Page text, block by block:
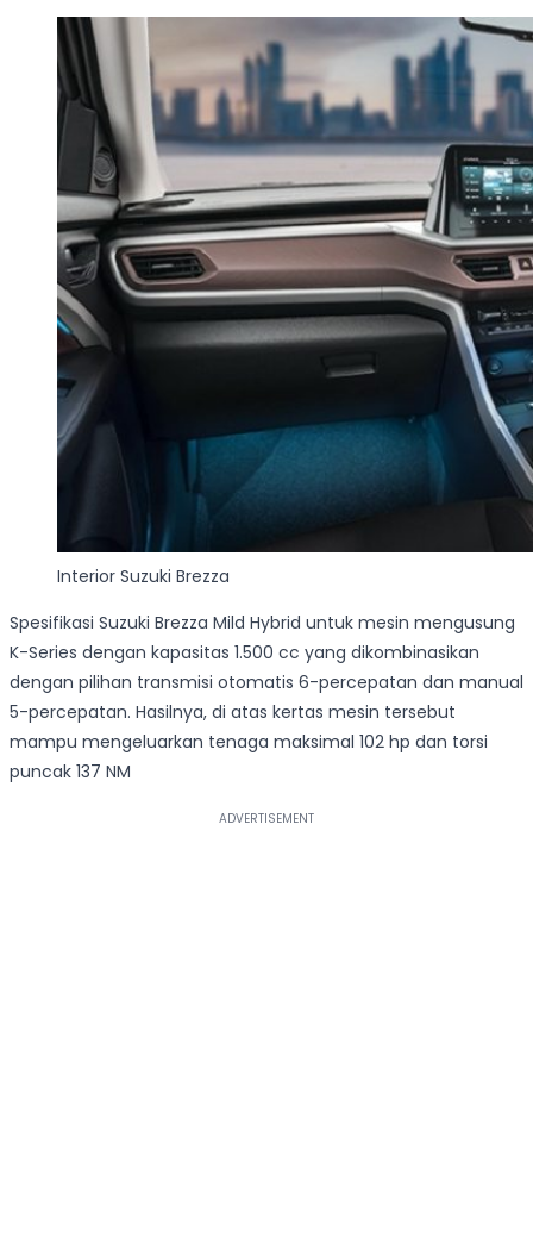
Interior Suzuki Brezza
Spesifikasi Suzuki Brezza Mild Hybrid untuk mesin mengusung
K-Series dengan kapasitas 1.500 cc yang dikombinasikan
dengan pilihan transmisi otomatis 6-percepatan dan manual
5-percepatan. Hasilnya, di atas kertas mesin tersebut
mampu mengeluarkan tenaga maksimal 102 hp dan torsi
puncak 137 NM